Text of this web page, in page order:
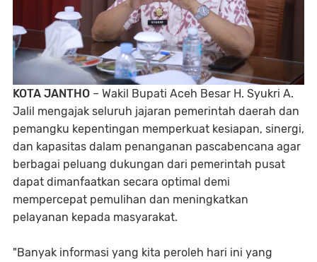
KOTA JANTHO – Wakil Bupati Aceh Besar H. Syukri A.
Jalil mengajak seluruh jajaran pemerintah daerah dan
pemangku kepentingan memperkuat kesiapan, sinergi,
dan kapasitas dalam penanganan pascabencana agar
berbagai peluang dukungan dari pemerintah pusat
dapat dimanfaatkan secara optimal demi
mempercepat pemulihan dan meningkatkan
pelayanan kepada masyarakat.
"Banyak informasi yang kita peroleh hari ini yang